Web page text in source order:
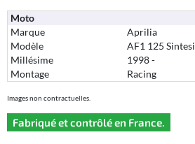
Moto
Marque
Aprilia
Modèle
AF1 125 Sintesi
Millésime
1998 -
Montage
Racing
Images non contractuelles.
Fabriqué et contrôlé en France.